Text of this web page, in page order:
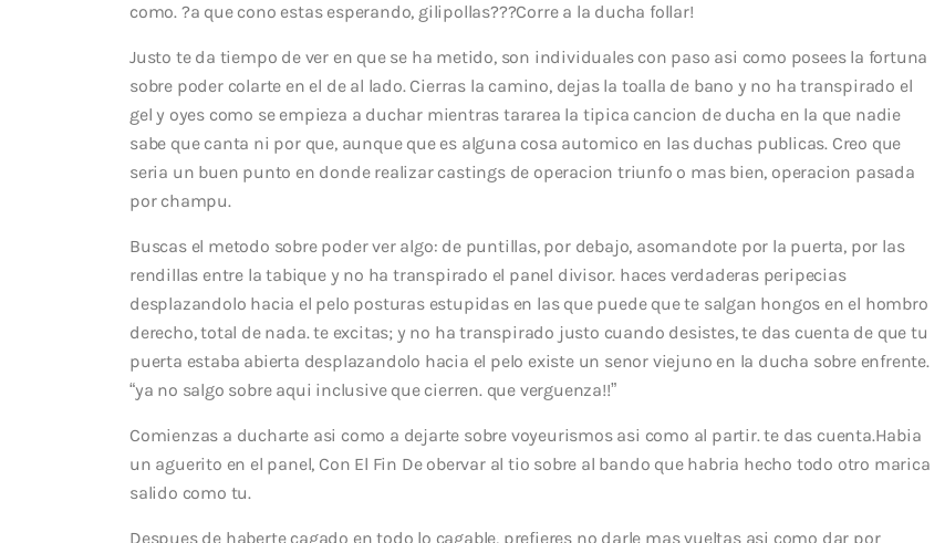
como. ?a que cono estas esperando, gilipollas???Corre a la ducha follar!
Justo te da tiempo de ver en que se ha metido, son individuales con paso asi­ como posees la fortuna
sobre poder colarte en el de al lado. Cierras la camino, dejas la toalla de bano y no ha transpirado el
gel y oyes como se empieza a duchar mientras tararea la tipica cancion de ducha en la que nadie
sabe que canta ni por que, aunque que es alguna cosa automico en las duchas publicas. Creo que
seria un buen punto en donde realizar castings de operacion triunfo o mas bien, operacion pasada
por champu.
Buscas el metodo sobre poder ver algo: de puntillas, por debajo, asomandote por la puerta, por las
rendillas entre la tabique y no ha transpirado el panel divisor. haces verdaderas peripecias
desplazandolo hacia el pelo posturas estupidas en las que puede que te salgan hongos en el hombro
derecho, total de nada. te excitas; y no ha transpirado justo cuando desistes, te das cuenta de que tu
puerta estaba abierta desplazandolo hacia el pelo existe un senor viejuno en la ducha sobre enfrente.
“ya no salgo sobre aqui inclusive que cierren. que verguenza!!”
Comienzas a ducharte asi­ como a dejarte sobre voyeurismos asi­ como al partir. te das cuenta.Habia
un aguerito en el panel, Con El Fin De obervar al tio sobre al bando que habria hecho todo otro marica
salido como tu.
Despues de haberte cagado en todo lo cagable, prefieres no darle mas vueltas asi­ como dar por